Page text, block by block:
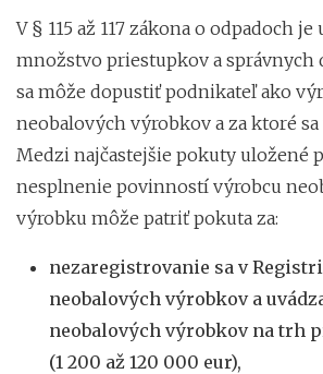
V § 115 až 117 zákona o odpadoch
množstvo priestupkov a správnych
sa môže dopustiť podnikateľ ako
neobalových výrobkov a za ktoré
Medzi najčastejšie pokuty uložené
nesplnenie povinností výrobcu
výrobku môže patriť pokuta za:
nezaregistrovanie sa v
neobalových výrobkov a
neobalových výrobkov na trh
(1 200 až 120 000 eur),